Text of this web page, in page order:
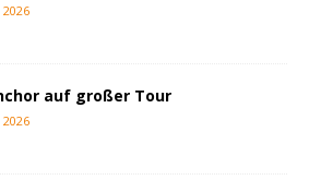
2026
auf großer Tour
2026